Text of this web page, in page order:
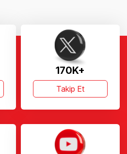
170K+
Takip Et